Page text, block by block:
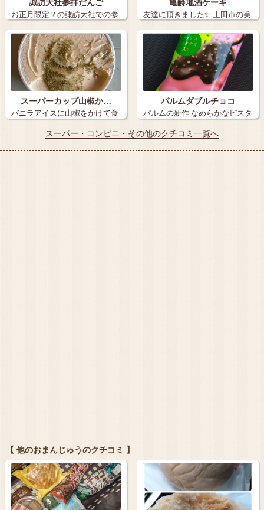
諏訪大社参拝だんご
お正月限定？の諏訪大社での参
拝だんごです…
亀齢地酒ケーキ
友達に頂きました✨ 上田市の美
味しいお…
スーパーカップ山椒か…
バニラアイスに山椒をかけて食
パルムダブルチョコ
パルムの新作 なめらかなピスタ
チオアイ…
スーパー・コンビニ・その他のクチコミ一覧へ
【 他のおまんじゅうのクチコミ 】